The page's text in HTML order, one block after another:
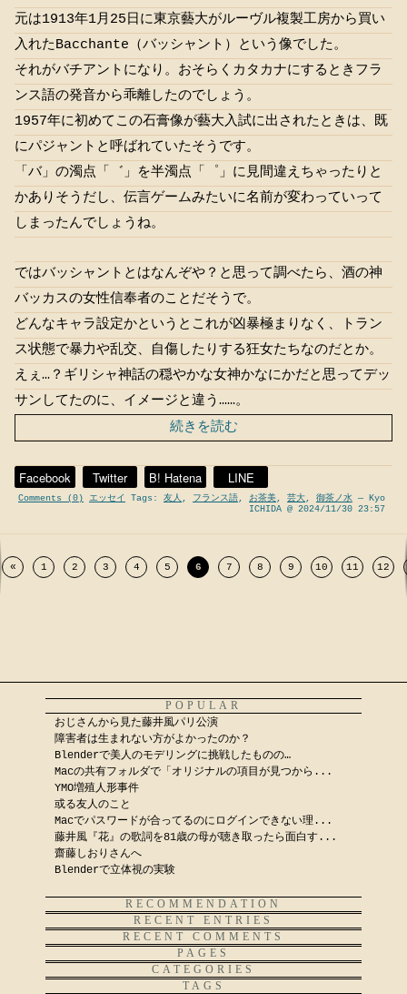
元は1913年1月25日に東京藝大がルーヴル複製工房から買い
入れたBacchante（バッシャント）という像でした。
それがバチアントになり。おそらくカタカナにするときフラ
ンス語の発音から乖離したのでしょう。
1957年に初めてこの石膏像が藝大入試に出されたときは、既
にパジャントと呼ばれていたそうです。
「バ」の濁点「゛」を半濁点「゜」に見間違えちゃったりと
かありそうだし、伝言ゲームみたいに名前が変わっていって
しまったんでしょうね。
ではバッシャントとはなんぞや？と思って調べたら、酒の神
バッカスの女性信奉者のことだそうで。
どんなキャラ設定かというとこれが凶暴極まりなく、トラン
ス状態で暴力や乱交、自傷したりする狂女たちなのだとか。
えぇ…？ギリシャ神話の穏やかな女神かなにかだと思ってデッ
サンしてたのに、イメージと違う……。
続きを読む
Facebook Twitter B! Hatena LINE
Comments (0) エッセイ Tags: 友人 , フランス語, お茶美, 芸大, 御茶ノ水 — Kyo
ICHIDA @ 2024/11/30 23:57
« 1 2 3 4 5 6 7 8 9 10 11 12
POPULAR
おじさんから見た藤井風パリ公演
障害者は生まれない方がよかったのか？
Blenderで美人のモデリングに挑戦したものの…
Macの共有フォルダで「オリジナルの項目が見つから...
YMO増殖人形事件
或る友人のこと
Macでパスワードが合ってるのにログインできない理...
藤井風『花』の歌詞を81歳の母が聴き取ったら面白す...
齋藤しおりさんへ
Blenderで立体視の実験
RECOMMENDATION
RECENT ENTRIES
RECENT COMMENTS
PAGES
CATEGORIES
TAGS